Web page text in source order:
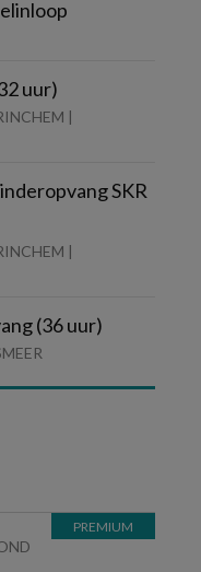
uur)
|
SKR
|
(36 uur)